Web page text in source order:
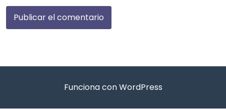
Funciona con WordPress